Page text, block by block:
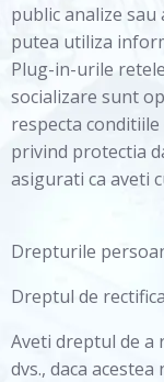
public analize
putea utiliza
Plug-in-urile
socializare sunt
respecta
privind protectia
asigurati ca aveti
Drepturile
Dreptul de
Aveti dreptul de a
dvs., daca